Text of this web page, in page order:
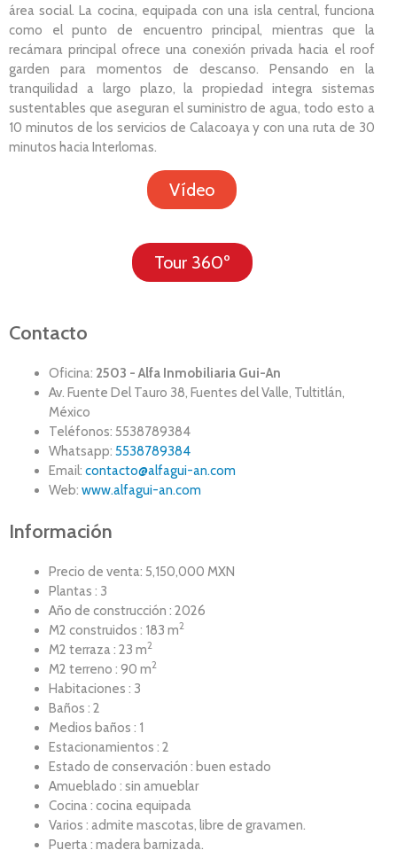
área social. La cocina, equipada con una isla central, funciona
como el punto de encuentro principal, mientras que la
recámara principal ofrece una conexión privada hacia el roof
garden para momentos de descanso. Pensando en la
tranquilidad a largo plazo, la propiedad integra sistemas
sustentables que aseguran el suministro de agua, todo esto a
10 minutos de los servicios de Calacoaya y con una ruta de 30
minutos hacia Interlomas.
Vídeo
Tour 360º
Contacto
Oficina: 2503 - Alfa Inmobiliaria Gui-An
Av. Fuente Del Tauro 38, Fuentes del Valle, Tultitlán,
México
Teléfonos: 5538789384
Whatsapp: 5538789384
Email: contacto@alfagui-an.com
Web: www.alfagui-an.com
Información
Precio de venta: 5,150,000 MXN
Plantas : 3
Año de construcción : 2026
M2 construidos : 183 m2
M2 terraza : 23 m2
M2 terreno : 90 m2
Habitaciones : 3
Baños : 2
Medios baños : 1
Estacionamientos : 2
Estado de conservación : buen estado
Amueblado : sin amueblar
Cocina : cocina equipada
Varios : admite mascotas, libre de gravamen.
Puerta : madera barnizada.